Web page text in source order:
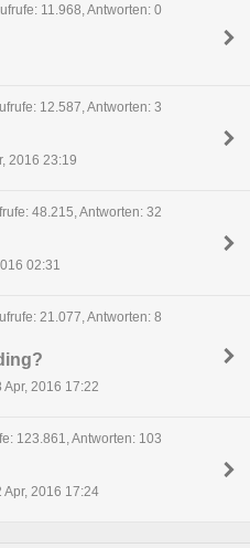
11.968, Antworten: 0
12.587, Antworten: 3
2016 23:19
48.215, Antworten: 32
02:31
21.077, Antworten: 8
Apr, 2016 17:22
123.861, Antworten: 103
Apr, 2016 17:24